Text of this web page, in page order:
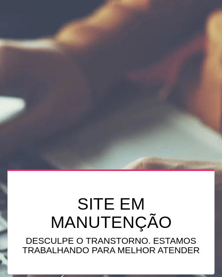
SITE EM
MANUTENÇÃO
DESCULPE O TRANSTORNO. ESTAMOS
TRABALHANDO PARA MELHOR ATENDER